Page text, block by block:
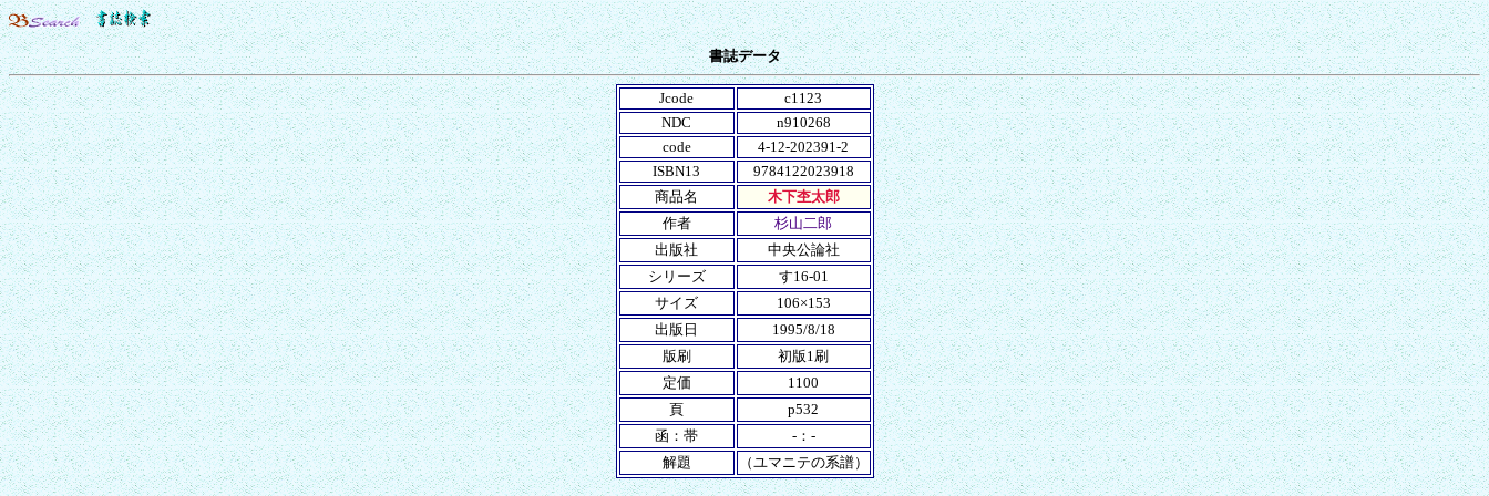
書誌データ
Jcode
c1123
NDC
n910268
code
4-12-202391-2
ISBN13
9784122023918
商品名
木下杢太郎
作者
杉山二郎
出版社
中央公論社
シリーズ
す16-01
サイズ
106×153
出版日
1995/8/18
版刷
初版1刷
定価
1100
頁
p532
函：帯
-：-
解題
（ユマニテの系譜）